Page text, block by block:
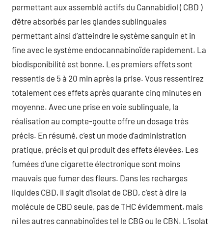
permettant aux assemblé actifs du Cannabidiol ( CBD )
d’être absorbés par les glandes sublinguales
permettant ainsi d’atteindre le système sanguin et in
fine avec le système endocannabinoïde rapidement. La
biodisponibilité est bonne. Les premiers effets sont
ressentis de 5 à 20 min après la prise. Vous ressentirez
totalement ces effets après quarante cinq minutes en
moyenne. Avec une prise en voie sublinguale, la
réalisation au compte-goutte offre un dosage très
précis. En résumé, c’est un mode d’administration
pratique, précis et qui produit des effets élevées. Les
fumées d’une cigarette électronique sont moins
mauvais que fumer des fleurs. Dans les recharges
liquides CBD, il s’agit d’isolat de CBD, c’est à dire la
molécule de CBD seule, pas de THC évidemment, mais
ni les autres cannabinoïdes tel le CBG ou le CBN. L’isolat